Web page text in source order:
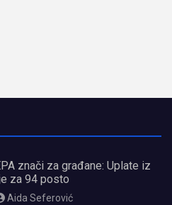
znači za građane: Uplate iz
za 94 posto
Aida Seferović